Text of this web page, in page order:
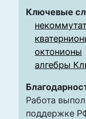
Ключевые
октонионы
алгебры
Работа
поддержке